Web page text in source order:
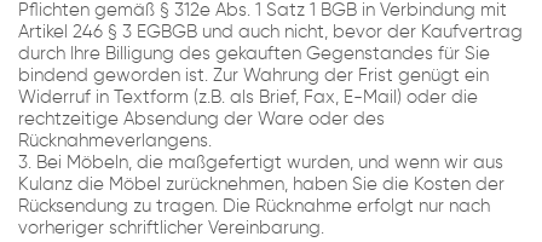
Pflichten gemäß § 312e Abs. 1 Satz 1 BGB in Verbindung mit
Artikel 246 § 3 EGBGB und auch nicht, bevor der Kaufvertrag
durch Ihre Billigung des gekauften Gegenstandes für Sie
bindend geworden ist. Zur Wahrung der Frist genügt ein
Widerruf in Textform (z.B. als Brief, Fax, E-Mail) oder die
rechtzeitige Absendung der Ware oder des
Rücknahmeverlangens.
3. Bei Möbeln, die maßgefertigt wurden, und wenn wir aus
Kulanz die Möbel zurücknehmen, haben Sie die Kosten der
Rücksendung zu tragen. Die Rücknahme erfolgt nur nach
vorheriger schriftlicher Vereinbarung.